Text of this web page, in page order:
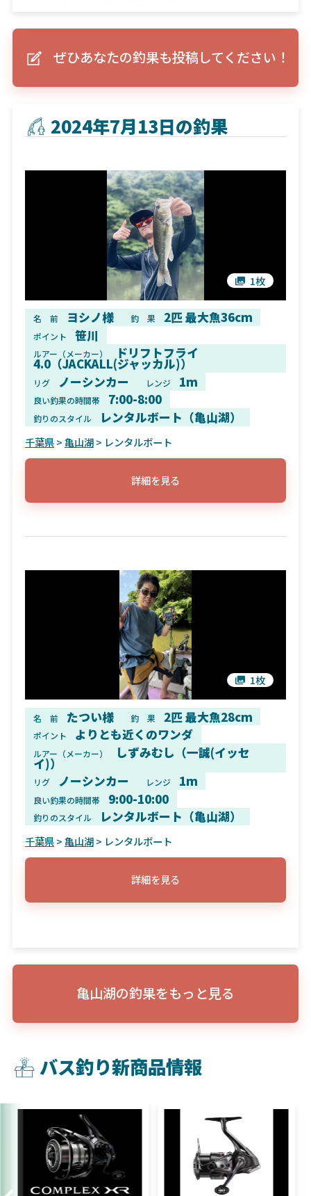
ぜひあなたの釣果も投稿してください！
2024年7月13日の釣果
1枚
名 前 ヨシノ様 釣 果 2匹 最大魚36cm
ポイント 笹川
ルアー（メーカー） ドリフトフライ
4.0（JACKALL(ジャッカル)）
リグ ノーシンカー レンジ 1m
良い釣果の時間帯 7:00-8:00
釣りのスタイル レンタルボート（亀山湖）
千葉県>亀山湖> レンタルボート
詳細を見る
1枚
名 前 たつい様 釣 果 2匹 最大魚28cm
ポイント よりとも近くのワンダ
ルアー（メーカー） しずみむし（一誠(イッセ
イ)）
リグ ノーシンカー レンジ 1m
良い釣果の時間帯 9:00-10:00
釣りのスタイル レンタルボート（亀山湖）
千葉県>亀山湖> レンタルボート
詳細を見る
亀山湖の釣果をもっと見る
バス釣り新商品情報